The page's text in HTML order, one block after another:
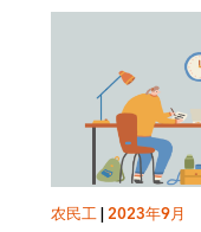
农民工|2023年9月